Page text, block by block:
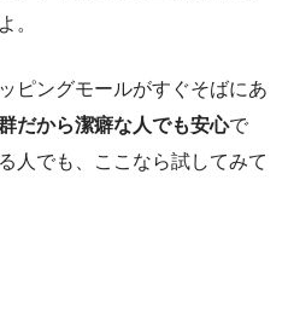
。
ピングモールがすぐそばにあ
だから潔癖な人でも安心で
人でも、ここなら試してみて